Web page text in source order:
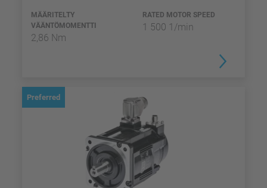
MÄÄRITELTY
VÄÄNTÖMOMENTTI
2,86 Nm
RATED MOTOR SPEED
1 500 1/min
Preferred